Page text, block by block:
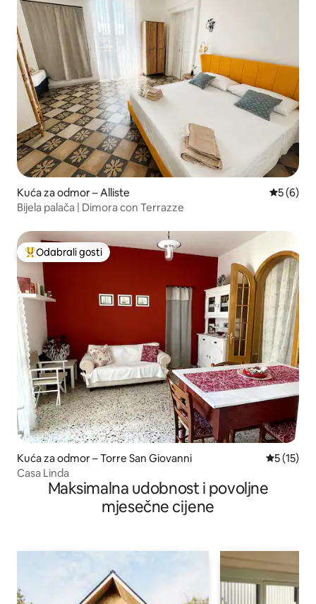
Kuća za odmor – Alliste
5 (6)
Bijela palača | Dimora con Terrazze
Među najviše rangiranima s oznakom „Odabrali gosti”
Odabrali gosti
Kuća za odmor – Torre San Giovanni Prosječna
5 (15)
Casa Linda
Maksimalna udobnost i povoljne
mjesečne cijene